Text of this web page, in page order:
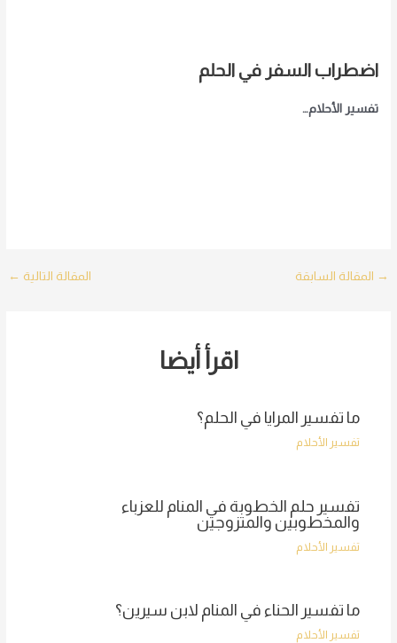
اضطراب السفر في الحلم
تفسير الأحلام…
Post
→ المقالة السابقة المقالة التالية ←
اقرأ أيضا
ما تفسير المرايا في الحلم؟
تفسير الأحلام
تفسير حلم الخطوبة في المنام للعزباء
والمخطوبين والمتزوجين
تفسير الأحلام
ما تفسير الحناء في المنام لابن سيرين؟
تفسير الأحلام